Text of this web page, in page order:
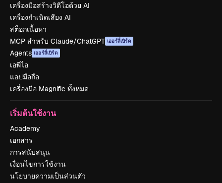
เครื่องมือสร้างวิดีโอด้วย AI
เครื่องกำเนิดเสียง AI
สต็อกเนื้อหา
MCP สำหรับ Claude/ChatGPT เออร์ลี่เบิร์ด
Agents เออร์ลี่เบิร์ด
เอพีไอ
แอปมือถือ
เครื่องมือ Magnific ทั้งหมด
เริ่มต้นใช้งาน
Academy
เอกสาร
การสนับสนุน
เงื่อนไขการใช้งาน
นโยบายความเป็นส่วนตัว